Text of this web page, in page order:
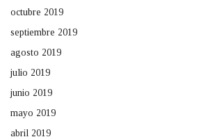
octubre 2019
septiembre 2019
agosto 2019
julio 2019
junio 2019
mayo 2019
abril 2019